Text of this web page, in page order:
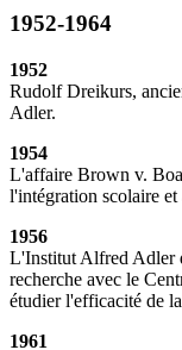
1952-1964
1952
Rudolf Dreikurs,
Adler.
1954
L'affaire Brown v.
l'intégration scolaire
1956
L'Institut Alfred Adler
recherche avec le
étudier l'efficacité de
1961